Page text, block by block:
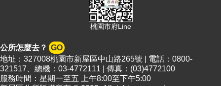
桃園市府Line
公所怎麼去？ GO
地址：327008桃園市新屋區中山路265號 | 電話：0800-
321517、總機：03-4772111 | 傳真：(03)4772100
服務時間：星期一至五 上午8:00至下午5:00